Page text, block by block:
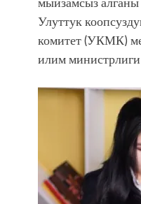
Park'ка 30 миң адам
Улуттук
комитет (УКМК)
илим